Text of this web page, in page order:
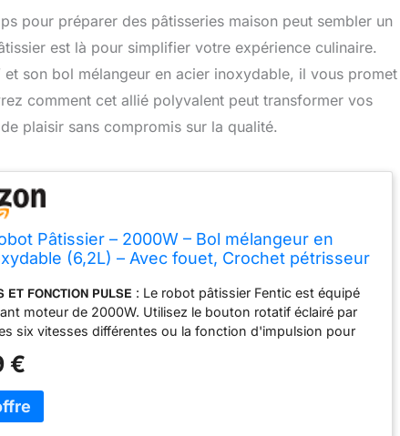
pour préparer des pâtisseries maison peut sembler un
est là pour simplifier votre expérience culinaire.
son bol mélangeur en acier inoxydable, il vous promet
comment cet allié polyvalent peut transformer vos
plaisir sans compromis sur la qualité.
Pâtissier – 2000W – Bol mélangeur en
(6,2L) – Avec fouet, Crochet pétrisseur
𝗘𝗧 𝗙𝗢𝗡𝗖𝗧𝗜𝗢𝗡 𝗣𝗨𝗟𝗦𝗘 : Le robot pâtissier Fentic est équipé
moteur de 2000W. Utilisez le bouton rotatif éclairé par
six vitesses différentes ou la fonction d'impulsion pour
être utilisé pour presque toutes les recettes. Que vous
de la crème fouettée ou faire une pâte ferme. Même
la plus élevée, le Robot Pâtissier fait peu de bruit, environ
: Le robot pâtissier Fentic est livré avec trois
€